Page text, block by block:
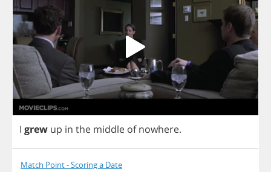
I grew up in the middle of nowhere.
Match Point - Scoring a Date